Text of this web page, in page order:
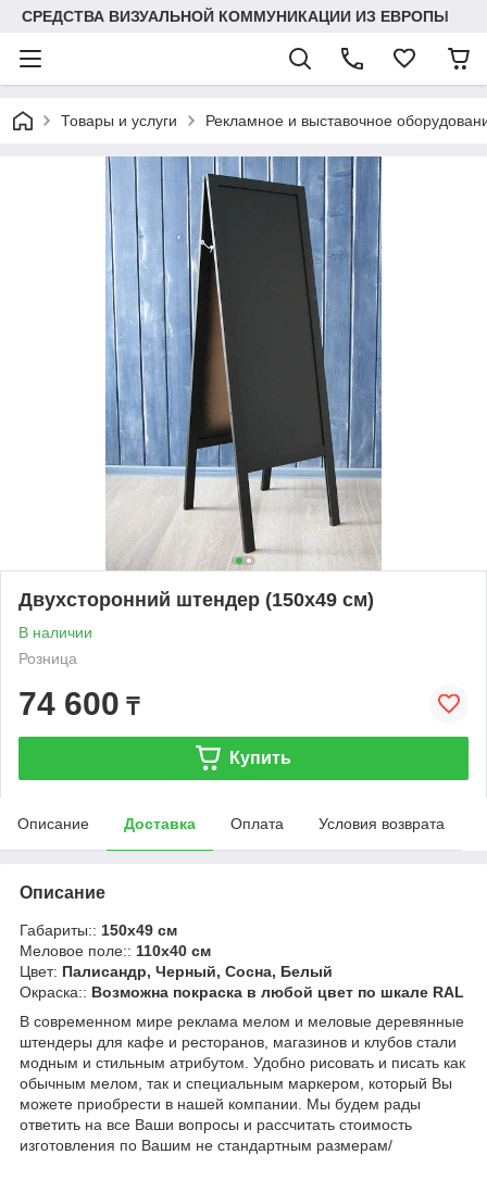
СРЕДСТВА ВИЗУАЛЬНОЙ КОММУНИКАЦИИ ИЗ ЕВРОПЫ
Товары и услуги Рекламное и выставочное
Двухсторонний штендер (150x49 см)
В наличии
Розница
74 600 ₸
Купить
Описание Доставка Оплата Условия возврата
Описание
Габариты:: 150x49 см
Меловое поле:: 110x40 см
Цвет: Палисандр, Черный, Сосна, Белый
Окраска:: Возможна покраска в любой цвет по шкале RAL
В современном мире реклама мелом и меловые деревянные
штендеры для кафе и ресторанов, магазинов и клубов стали
модным и стильным атрибутом. Удобно рисовать и писать как
обычным мелом, так и специальным маркером, который Вы
можете приобрести в нашей компании. Мы будем рады
ответить на все Ваши вопросы и рассчитать стоимость
изготовления по Вашим не стандартным размерам/